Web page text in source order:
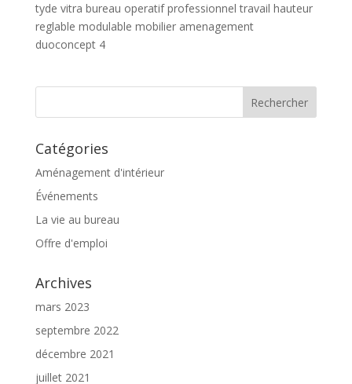
tyde vitra bureau operatif professionnel travail hauteur
reglable modulable mobilier amenagement
duoconcept 4
Catégories
Aménagement d'intérieur
Événements
La vie au bureau
Offre d'emploi
Archives
mars 2023
septembre 2022
décembre 2021
juillet 2021